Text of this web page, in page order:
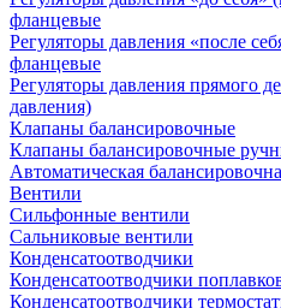
фланцевые
Регуляторы давления «после
фланцевые
Регуляторы давления прямого
давления)
Клапаны балансировочные
Клапаны балансировочные
Автоматическая
Вентили
Сильфонные вентили
Сальниковые вентили
Конденсатоотводчики
Конденсатоотводчики
Конденсатоотводчики